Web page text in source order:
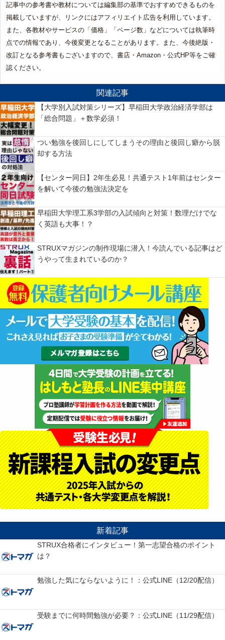
記事中の参考書や教材については編集部の基準でおすすめできるものを
掲載していますが、リンクにはアフィリエイト広告を利用しています。
また、各教材やサービスの「価格」「ページ数」などについては執筆時
点での情報であり、今後変更となることがあります。また、今後絶版・
改訂となる参考書もございますので、書店・Amazon・公式HP等をご確
認ください。
関連記事
【大学別入試対策シリーズ】早稲田大学政治経済学部は
「総合問題」＋数学必須！
つい勉強を後回しにしてしまうその理由と後回し癖から脱
却する方法
【センター同日】2年生必見！共通テスト1年前はセンター
を解いて今後の勉強法決定を
早稲田大学理工系3学部の入試傾向と対策！数理だけでな
く英語も大事！？
STRUXマガジンの制作現場に潜入！今読んでいる記事はど
うやって生まれているのか？
新着記事
STRUX合格者にインタビュー！第一志望合格のポイント
は？
勉強した気にならないように！：公式LINE（12/20配信）
受験までに何時間勉強が必要？：公式LINE（11/29配信）